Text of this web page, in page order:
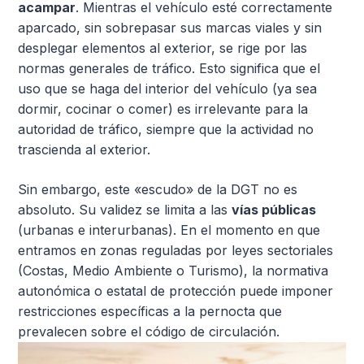
acampar. Mientras el vehículo esté correctamente
aparcado, sin sobrepasar sus marcas viales y sin
desplegar elementos al exterior, se rige por las
normas generales de tráfico. Esto significa que el
uso que se haga del interior del vehículo (ya sea
dormir, cocinar o comer) es irrelevante para la
autoridad de tráfico, siempre que la actividad no
trascienda al exterior.
Sin embargo, este «escudo» de la DGT no es
absoluto. Su validez se limita a lasvías públicas
(urbanas e interurbanas). En el momento en que
entramos en zonas reguladas por leyes sectoriales
(Costas, Medio Ambiente o Turismo), la normativa
autonómica o estatal de protección puede imponer
restricciones específicas a la pernocta que
prevalecen sobre el código de circulación.